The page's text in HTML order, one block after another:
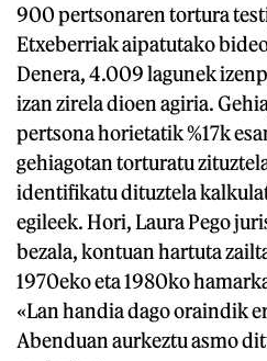
900 pertsonaren tortura
Etxeberriak aipatutako
Denera, 4.009 lagunek
izan zirela dioen agiria.
pertsona horietatik %17k
gehiagotan torturatu
identifikatu dituztela
egileek. Hori, Laura Pego
bezala, kontuan hartuta
1970eko eta 1980ko
«Lan handia dago oraindik
Abenduan aurkeztu asmo